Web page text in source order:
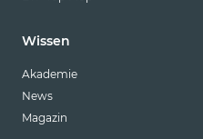
Wissen
Akademie
News
Magazin